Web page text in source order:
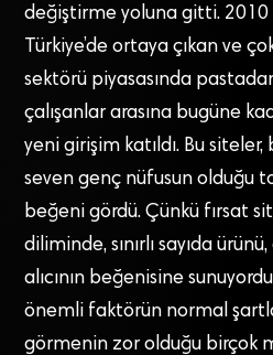
değiştirme yoluna gitti. 2010
Türkiye’de ortaya çıkan ve
sektörü piyasasında
çalışanlar arasına bugüne
yeni girişim katıldı. Bu
seven genç nüfusun olduğu
beğeni gördü. Çünkü fırsat
diliminde, sınırlı sayıda
alıcının beğenisine
önemli faktörün normal
görmenin zor olduğu birçok